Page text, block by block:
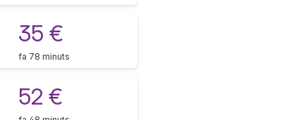
35 €
fa 78 minuts
52 €